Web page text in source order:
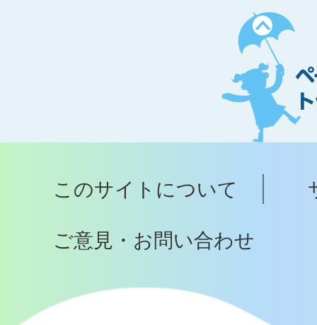
ペ
ー
ジ
ト
ッ
へ
このサイトについて
ご意見・お問い合わせ